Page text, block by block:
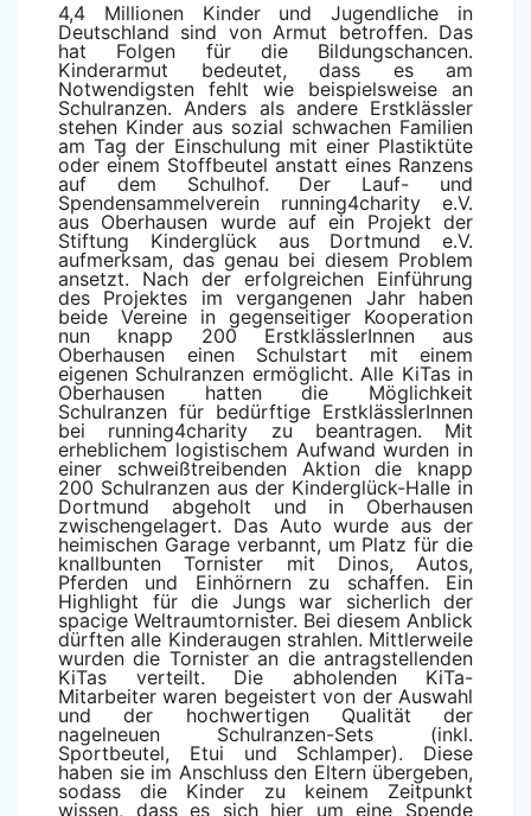
4,4 Millionen Kinder und Jugendliche in
Deutschland sind von Armut betroffen. Das
hat Folgen für die Bildungschancen.
Kinderarmut bedeutet, dass es am
Notwendigsten fehlt wie beispielsweise an
Schulranzen. Anders als andere Erstklässler
stehen Kinder aus sozial schwachen Familien
am Tag der Einschulung mit einer Plastiktüte
oder einem Stoffbeutel anstatt eines Ranzens
auf dem Schulhof. Der Lauf- und
Spendensammelverein running4charity e.V.
aus Oberhausen wurde auf ein Projekt der
Stiftung Kinderglück aus Dortmund e.V.
aufmerksam, das genau bei diesem Problem
ansetzt. Nach der erfolgreichen Einführung
des Projektes im vergangenen Jahr haben
beide Vereine in gegenseitiger Kooperation
nun knapp 200 ErstklässlerInnen aus
Oberhausen einen Schulstart mit einem
eigenen Schulranzen ermöglicht. Alle KiTas in
Oberhausen hatten die Möglichkeit
Schulranzen für bedürftige ErstklässlerInnen
bei running4charity zu beantragen. Mit
erheblichem logistischem Aufwand wurden in
einer schweißtreibenden Aktion die knapp
200 Schulranzen aus der Kinderglück-Halle in
Dortmund abgeholt und in Oberhausen
zwischengelagert. Das Auto wurde aus der
heimischen Garage verbannt, um Platz für die
knallbunten Tornister mit Dinos, Autos,
Pferden und Einhörnern zu schaffen. Ein
Highlight für die Jungs war sicherlich der
spacige Weltraumtornister. Bei diesem Anblick
dürften alle Kinderaugen strahlen. Mittlerweile
wurden die Tornister an die antragstellenden
KiTas verteilt. Die abholenden KiTa-
Mitarbeiter waren begeistert von der Auswahl
und der hochwertigen Qualität der
nagelneuen Schulranzen-Sets (inkl.
Sportbeutel, Etui und Schlamper). Diese
haben sie im Anschluss den Eltern übergeben,
sodass die Kinder zu keinem Zeitpunkt
wissen, dass es sich hier um eine Spende